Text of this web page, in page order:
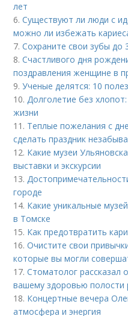
лет
6.Существуют ли люди с
можно ли избежать
7.Сохраните свои зубы до
8.Счастливого дня
поздравления женщине в
9.Ученые делятся: 10
10.Долголетие без
жизни
11. Теплые пожелания с
сделать праздник
12. Какие музеи
выставки и экскурсии
13.
городе
14. Какие уникальные
в Томске
15. Как предотвратить
16.Очистите свои
которые вы могли
17.Стоматолог рассказал
вашему здоровью полости
18. Концертные вечера
атмосфера и энергия